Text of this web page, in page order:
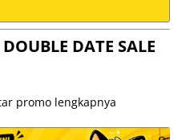
DATE SALE
promo lengkapnya